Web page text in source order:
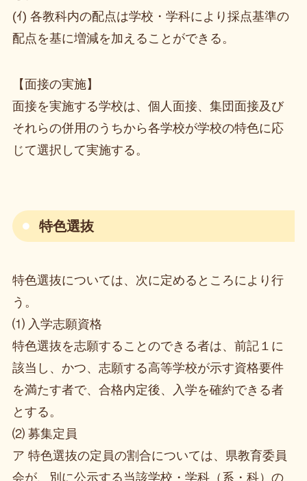
(ｲ) 各教科内の配点は学校・学科により採点基準の
配点を基に増減を加えることができる。
【面接の実施】
面接を実施する学校は、個人面接、集団面接及び
それらの併用のうちから各学校が学校の特色に応
じて選択して実施する。
特色選抜
特色選抜については、次に定めるところにより行
う。
⑴ 入学志願資格
特色選抜を志願することのできる者は、前記１に
該当し、かつ、志願する高等学校が示す資格要件
を満たす者で、合格内定後、入学を確約できる者
とする。
⑵ 募集定員
ア 特色選抜の定員の割合については、県教育委員
会が、別に公示する当該学校・学科（系・科）の